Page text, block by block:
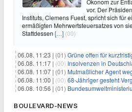
Ökonom zur
vor. Der
Instituts, Clemens Fuest, spricht sich für
ermäßigten Mehrwertsteuersatzes von
Stattdessen […] (00)
06.08. 11:23 | (01) Grüne offen für kurzfristige
06.08. 11:17 | (00) Insolvenzen in
06.08. 11:07 | (01) Mutmaßlicher Agent wegen
06.08. 11:00 | (00) 68-Jähriger gesteht
06.08. 10:56 | (01) Bundesumweltministerium
BOULEVARD-NEWS